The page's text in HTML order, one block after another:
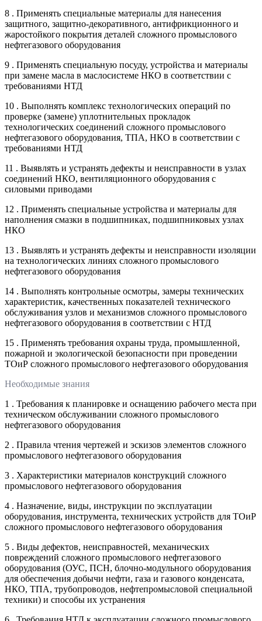
8 . Применять специальные материалы для нанесения
защитного, защитно-декоративного, антифрикционного и
жаростойкого покрытия деталей сложного промыслового
нефтегазового оборудования
9 . Применять специальную посуду, устройства и материалы
при замене масла в маслосистеме НКО в соответствии с
требованиями НТД
10 . Выполнять комплекс технологических операций по
проверке (замене) уплотнительных прокладок
технологических соединений сложного промыслового
нефтегазового оборудования, ТПА, НКО в соответствии с
требованиями НТД
11 . Выявлять и устранять дефекты и неисправности в узлах
соединений НКО, вентиляционного оборудования с
силовыми приводами
12 . Применять специальные устройства и материалы для
наполнения смазки в подшипниках, подшипниковых узлах
НКО
13 . Выявлять и устранять дефекты и неисправности изоляции
на технологических линиях сложного промыслового
нефтегазового оборудования
14 . Выполнять контрольные осмотры, замеры технических
характеристик, качественных показателей технического
обслуживания узлов и механизмов сложного промыслового
нефтегазового оборудования в соответствии с НТД
15 . Применять требования охраны труда, промышленной,
пожарной и экологической безопасности при проведении
ТОиР сложного промыслового нефтегазового оборудования
Необходимые знания
1 . Требования к планировке и оснащению рабочего места при
техническом обслуживании сложного промыслового
нефтегазового оборудования
2 . Правила чтения чертежей и эскизов элементов сложного
промыслового нефтегазового оборудования
3 . Характеристики материалов конструкций сложного
промыслового нефтегазового оборудования
4 . Назначение, виды, инструкции по эксплуатации
оборудования, инструмента, технических устройств для ТОиР
сложного промыслового нефтегазового оборудования
5 . Виды дефектов, неисправностей, механических
повреждений сложного промыслового нефтегазового
оборудования (ОУС, ПСН, блочно-модульного оборудования
для обеспечения добычи нефти, газа и газового конденсата,
НКО, ТПА, трубопроводов, нефтепромысловой специальной
техники) и способы их устранения